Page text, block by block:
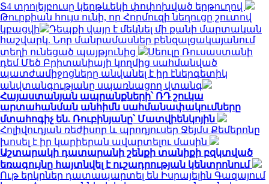
Տ4 տրոլեյբուսը կերթևեկի փոփոխված երթուղով
Թուրքիան հույս ունի, որ Հորմուզի նեղուցը շուտով
կբացվի
Դեպքի վայր է մեկնել մի քանի մարտական
հաշվարկ. Նոր մանրամասներ բենզալցակայանում
տեղի ունեցած պայթյունից
Սեուլը Ռուսաստանի
դեմ Մեծ Բրիտանիայի կողմից սահմանված
պատժամիջոցները անվանել է իր էներգետիկ
անվտանգությանը սպառնացող վտանգ
Հայաստանյան ապրանքների՝ ՌԴ շուկա
արտահանման անհիմն սահմանափակումները
մտահոգիչ են. Ռուբինյանը՝ Մատվիենկոյին
Հոլիվուդյան ռեժիսոր և պրոդյուսեր Ջեյմս Քեմերոնը
խոսել է իր կարիերան ավարտելու մասին
Աշտարակի դատարանի շենքի տանիքի բզկտված
եռագույնը հայտնվել է ուշադրության կենտրոնում
Ութ երկրներ դատապարտել են Իսրայելին Գազայում